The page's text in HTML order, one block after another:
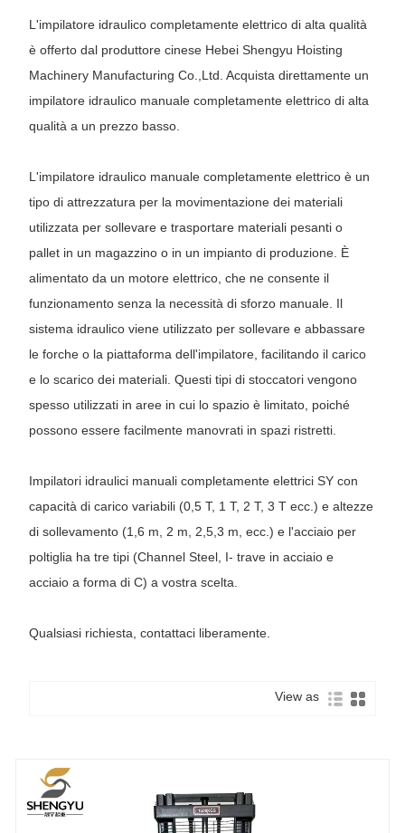
L'impilatore idraulico completamente elettrico di alta qualità
è offerto dal produttore cinese Hebei Shengyu Hoisting
Machinery Manufacturing Co.,Ltd. Acquista direttamente un
impilatore idraulico manuale completamente elettrico di alta
qualità a un prezzo basso.
L'impilatore idraulico manuale completamente elettrico è un
tipo di attrezzatura per la movimentazione dei materiali
utilizzata per sollevare e trasportare materiali pesanti o
pallet in un magazzino o in un impianto di produzione. È
alimentato da un motore elettrico, che ne consente il
funzionamento senza la necessità di sforzo manuale. Il
sistema idraulico viene utilizzato per sollevare e abbassare
le forche o la piattaforma dell'impilatore, facilitando il carico
e lo scarico dei materiali. Questi tipi di stoccatori vengono
spesso utilizzati in aree in cui lo spazio è limitato, poiché
possono essere facilmente manovrati in spazi ristretti.
Impilatori idraulici manuali completamente elettrici SY con
capacità di carico variabili (0,5 T, 1 T, 2 T, 3 T ecc.) e altezze
di sollevamento (1,6 m, 2 m, 2,5,3 m, ecc.) e l'acciaio per
poltiglia ha tre tipi (Channel Steel, I- trave in acciaio e
acciaio a forma di C) a vostra scelta.
Qualsiasi richiesta, contattaci liberamente.
View as